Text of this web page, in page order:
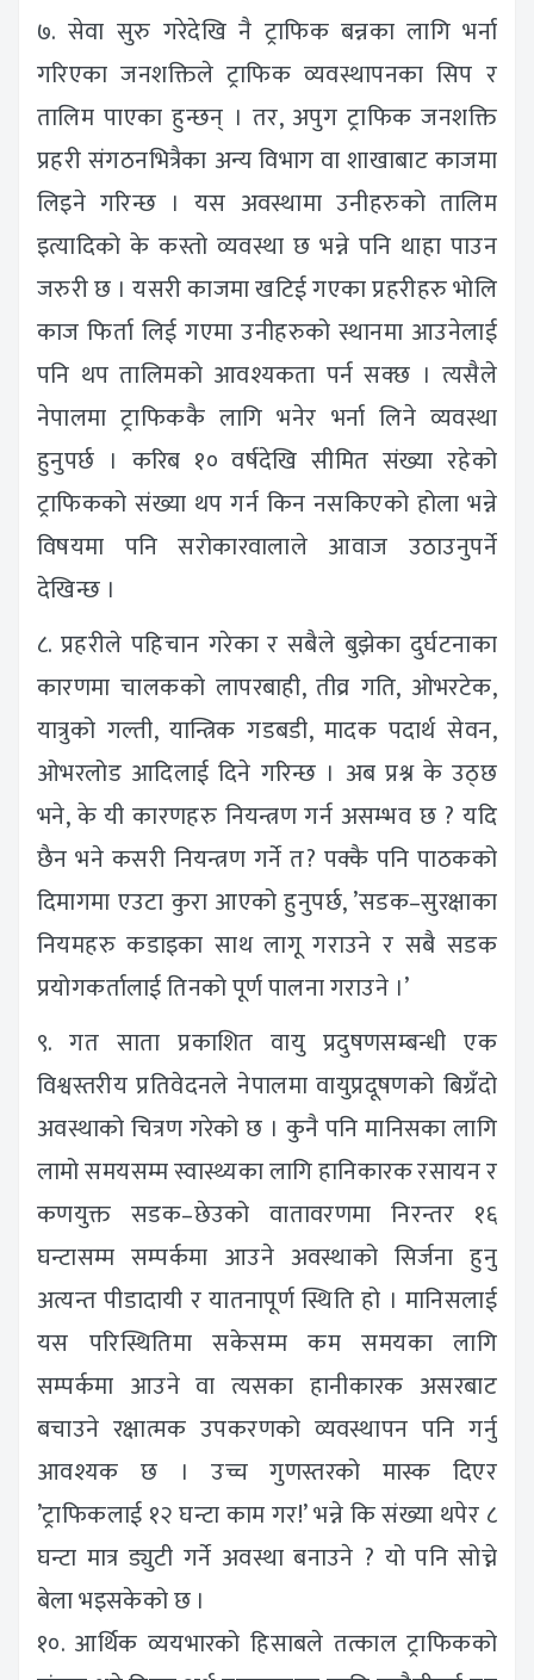
७. सेवा सुरु गरेदेखि नै ट्राफिक बन्नका लागि भर्ना
गरिएका जनशक्तिले ट्राफिक व्यवस्थापनका सिप र
तालिम पाएका हुन्छन् । तर, अपुग ट्राफिक जनशक्ति
प्रहरी संगठनभित्रैका अन्य विभाग वा शाखाबाट काजमा
लिइने गरिन्छ । यस अवस्थामा उनीहरुको तालिम
इत्यादिको के कस्तो व्यवस्था छ भन्ने पनि थाहा पाउन
जरुरी छ । यसरी काजमा खटिई गएका प्रहरीहरु भोलि
काज फिर्ता लिई गएमा उनीहरुको स्थानमा आउनेलाई
पनि थप तालिमको आवश्यकता पर्न सक्छ । त्यसैले
नेपालमा ट्राफिककै लागि भनेर भर्ना लिने व्यवस्था
हुनुपर्छ । करिब १० वर्षदेखि सीमित संख्या रहेको
ट्राफिकको संख्या थप गर्न किन नसकिएको होला भन्ने
विषयमा पनि सरोकारवालाले आवाज उठाउनुपर्ने
देखिन्छ ।
८. प्रहरीले पहिचान गरेका र सबैले बुझेका दुर्घटनाका
कारणमा चालकको लापरबाही, तीव्र गति, ओभरटेक,
यात्रुको गल्ती, यान्त्रिक गडबडी, मादक पदार्थ सेवन,
ओभरलोड आदिलाई दिने गरिन्छ । अब प्रश्न के उठ्छ
भने, के यी कारणहरु नियन्त्रण गर्न असम्भव छ ? यदि
छैन भने कसरी नियन्त्रण गर्ने त? पक्कै पनि पाठकको
दिमागमा एउटा कुरा आएको हुनुपर्छ, ’सडक–सुरक्षाका
नियमहरु कडाइका साथ लागू गराउने र सबै सडक
प्रयोगकर्तालाई तिनको पूर्ण पालना गराउने ।’
९. गत साता प्रकाशित वायु प्रदुषणसम्बन्धी एक
विश्वस्तरीय प्रतिवेदनले नेपालमा वायुप्रदूषणको बिग्रँदो
अवस्थाको चित्रण गरेको छ । कुनै पनि मानिसका लागि
लामो समयसम्म स्वास्थ्यका लागि हानिकारक रसायन र
कणयुक्त सडक–छेउको वातावरणमा निरन्तर १६
घन्टासम्म सम्पर्कमा आउने अवस्थाको सिर्जना हुनु
अत्यन्त पीडादायी र यातनापूर्ण स्थिति हो । मानिसलाई
यस परिस्थितिमा सकेसम्म कम समयका लागि
सम्पर्कमा आउने वा त्यसका हानीकारक असरबाट
बचाउने रक्षात्मक उपकरणको व्यवस्थापन पनि गर्नु
आवश्यक छ । उच्च गुणस्तरको मास्क दिएर
’ट्राफिकलाई १२ घन्टा काम गर!’ भन्ने कि संख्या थपेर ८
घन्टा मात्र ड्युटी गर्ने अवस्था बनाउने ? यो पनि सोच्ने
बेला भइसकेको छ ।
१०. आर्थिक व्ययभारको हिसाबले तत्काल ट्राफिकको